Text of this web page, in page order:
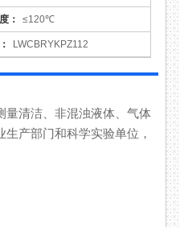
： ≤120℃
LWCBRYKPZ112
清洁、非混浊液体、气体
业生产部门和科学实验单位，